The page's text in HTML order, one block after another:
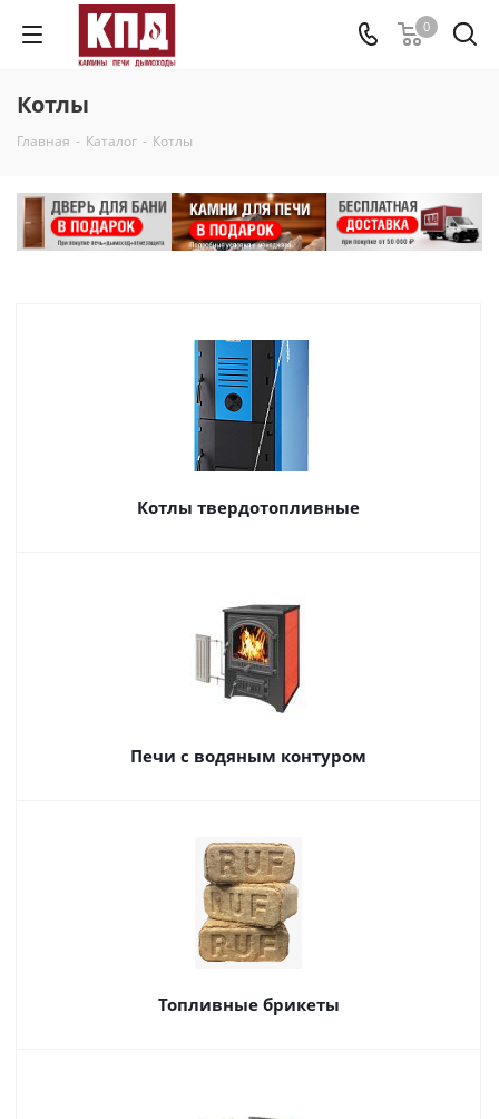
0
Котлы
Главная - Каталог - Котлы
Котлы твердотопливные
Печи с водяным контуром
Топливные брикеты